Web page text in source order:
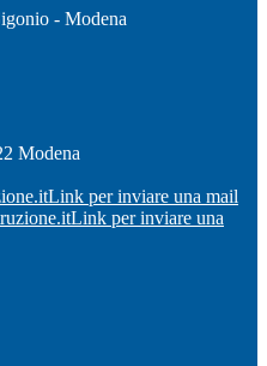
- Modena
Modena
Link per inviare una mail
Link per inviare una